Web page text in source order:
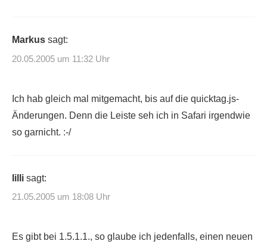
Markus sagt:
20.05.2005 um 11:32 Uhr
Ich hab gleich mal mitgemacht, bis auf die quicktag.js-
Änderungen. Denn die Leiste seh ich in Safari irgendwie
so garnicht. :-/
lilli sagt:
21.05.2005 um 18:08 Uhr
Es gibt bei 1.5.1.1., so glaube ich jedenfalls, einen neuen